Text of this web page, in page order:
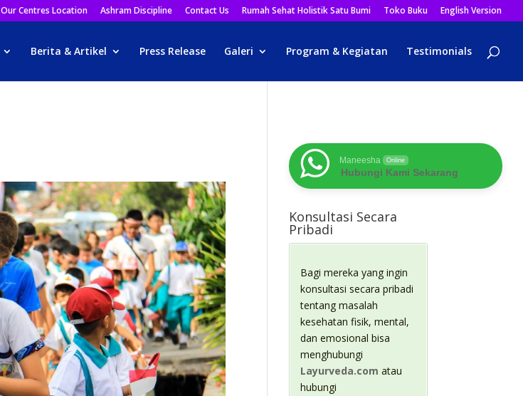
Our Centres Location Ashram Discipline Contact Us Rumah Sehat Holistik Satu Bumi Toko Buku English Version
Berita & Artikel Press Release Galeri Program & Kegiatan Testimonials
Maneesha Online
Hubungi Kami Sekarang
Konsultasi Secara
Pribadi
Bagi mereka yang ingin
konsultasi secara pribadi
tentang masalah
kesehatan fisik, mental,
dan emosional bisa
menghubungi
Layurveda.com atau
hubungi